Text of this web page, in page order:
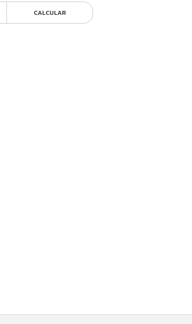
CALCULAR